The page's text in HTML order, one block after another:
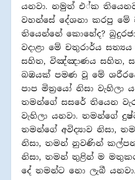
යනවා. නමුත් එ්ක
වහන්සේ දේශනා කරපු මේ
තියෙන්නේ කොහේද?
වදාළා මේ චතුරාර්ය
සහිත, විඤ්ඤාණය සහිත,
බඹයක් පමණ වූ මේ
පාප මිත‍්‍රයෝ නිසා
තමන්ගේ සසරේ තියෙන
වැහිලා යනවා. තමන්ගේ
තමන්ගේ අවිද්‍යාව නිසා,
නිසා, තමන් නුවණින්
නිසා, තමන් තුළින් ම
දේ තමන්ට නො ලැබී යනවා.